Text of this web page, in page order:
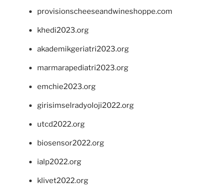
provisionscheeseandwineshoppe.com
khedi2023.org
akademikgeriatri2023.org
marmarapediatri2023.org
emchie2023.org
girisimselradyoloji2022.org
utcd2022.org
biosensor2022.org
ialp2022.org
klivet2022.org